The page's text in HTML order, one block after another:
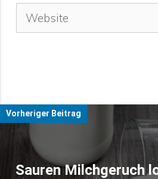
Vorheriger Beitrag
Sauren Milchgeruch